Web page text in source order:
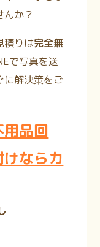
か？
積りは完全無
で写真を送
に解決策をご
品回
ならカ